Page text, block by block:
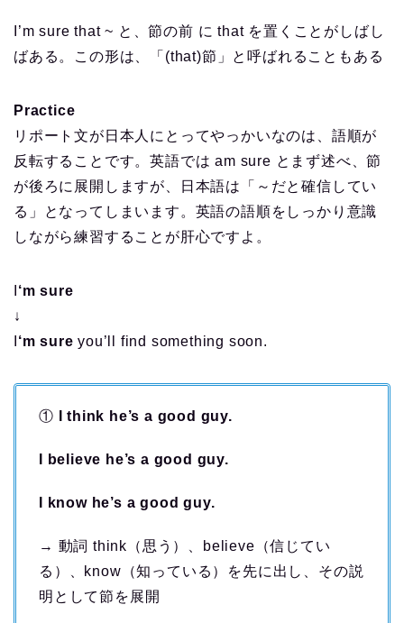
I’m sure that ~ と、節の前 に that を置くことがしばし
ばある。この形は、「(that)節」と呼ばれることもある
Practice
リポート文が日本人にとってやっかいなのは、語順が
反転することです。英語では am sure とまず述べ、節
が後ろに展開しますが、日本語は「～だと確信してい
る」となってしまいます。英語の語順をしっかり意識
しながら練習することが肝心ですよ。
‘m sure
↓
‘m sure you’ll find something soon.
① I think he’s a good guy.
I believe he’s a good guy.
I know he’s a good guy.
→ 動詞 think（思う）、believe（信じてい
る）、know（知っている）を先に出し、その説
明として節を展開